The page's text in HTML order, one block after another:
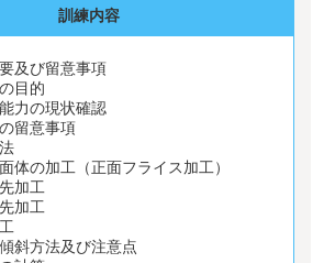
訓練内容
及び留意事項
目的
力の現状確認
留意事項
体の加工（正面フライス加工）
加工
加工
斜方法及び注意点